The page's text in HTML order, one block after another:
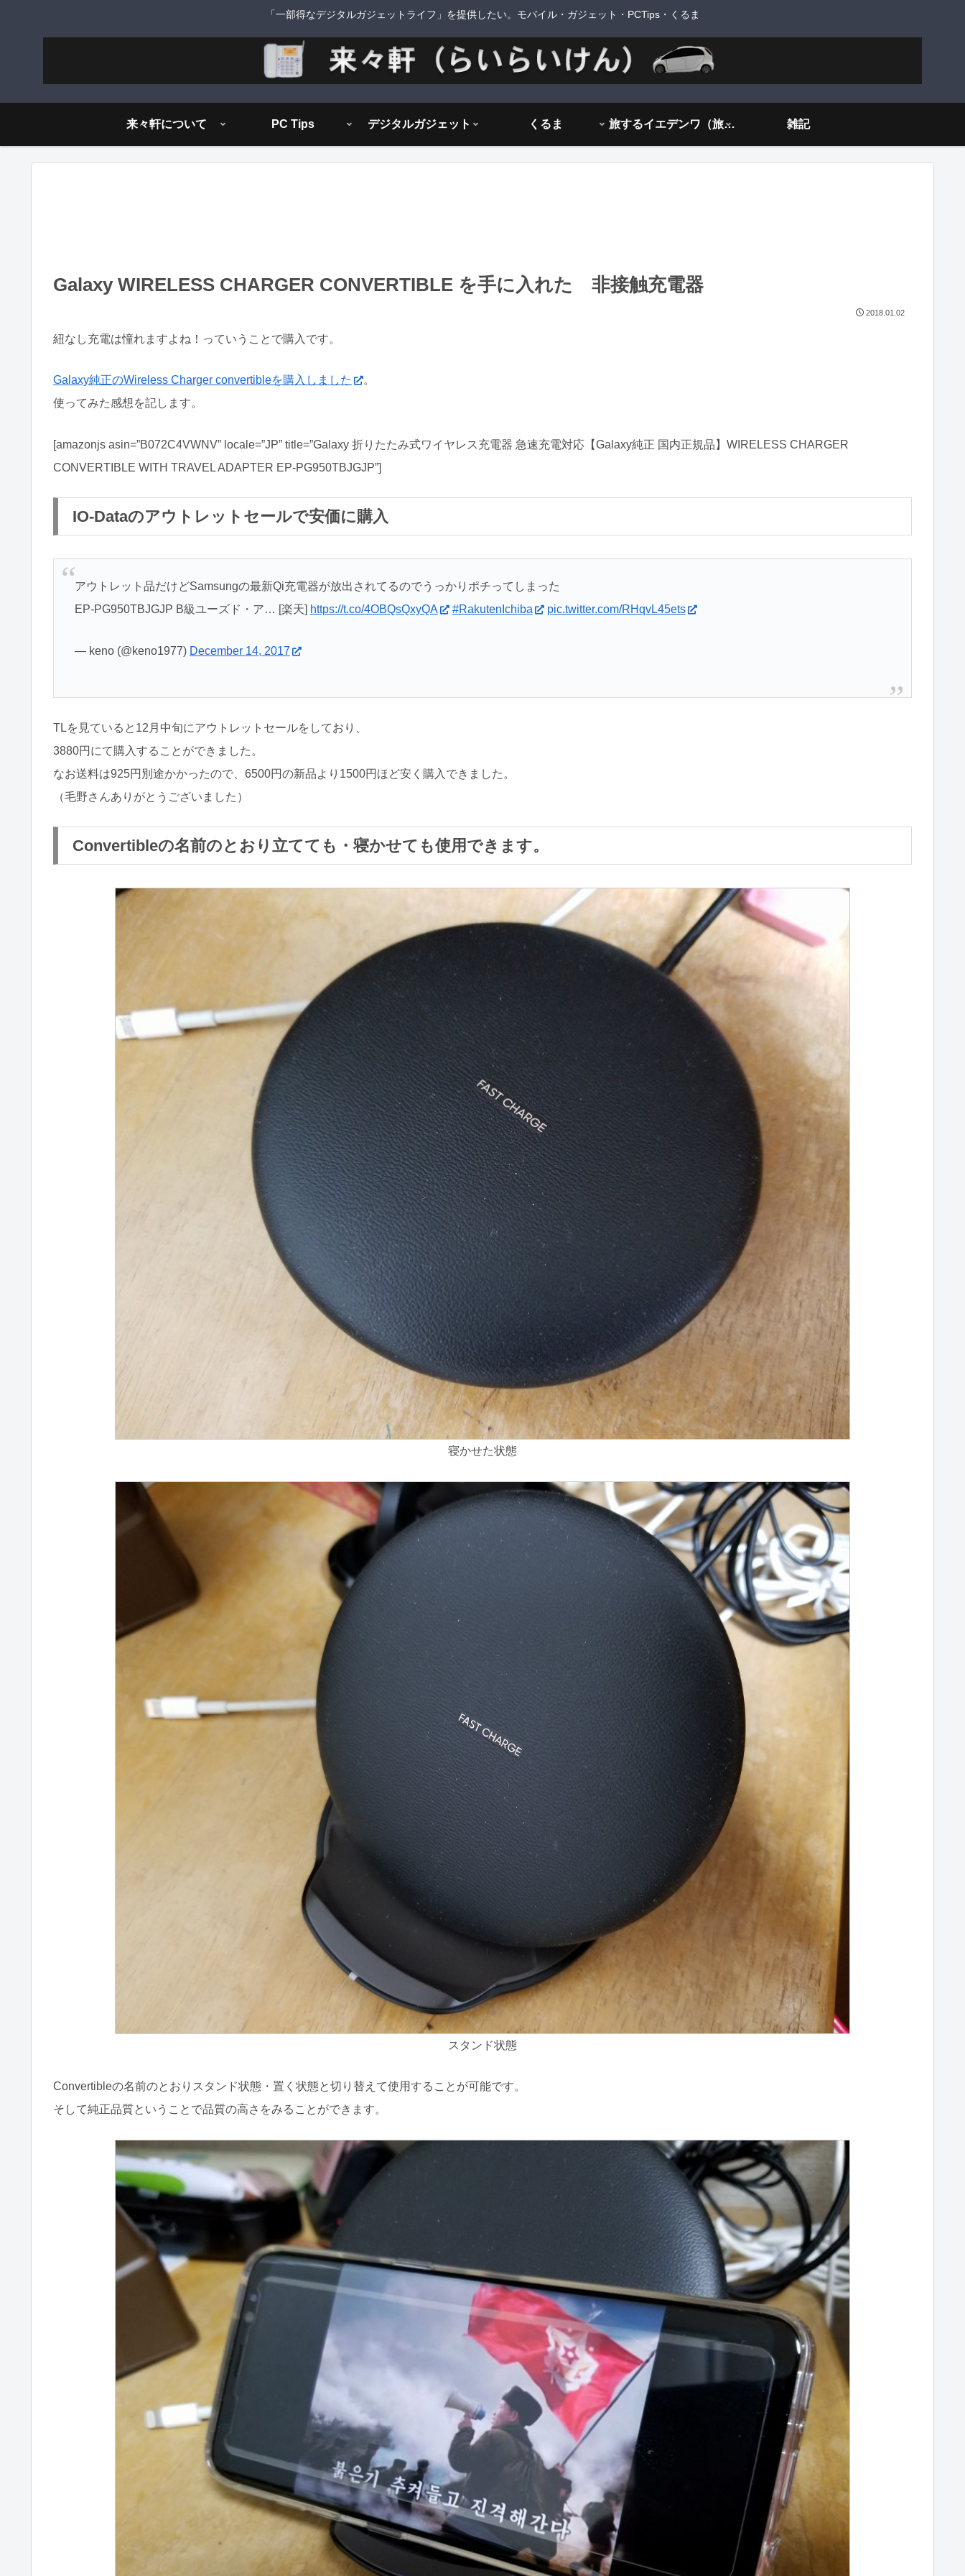
「一部得なデジタルガジェットライフ」を提供したい。モバイル・ガジェット・PCTips・くるま
来々軒について PC Tips デジタルガジェット くるま 旅するイエデンワ（旅ネタ） 雑記
Galaxy WIRELESS CHARGER CONVERTIBLE を手に入れた 非接触充電器
2018.01.02
紐なし充電は憧れますよね！っていうことで購入です。
Galaxy純正のWireless Charger convertibleを購入しました
。
使ってみた感想を記します。
[amazonjs asin=”B072C4VWNV” locale=”JP” title=”Galaxy 折りたたみ式ワイヤレス充電器 急速充電対応【Galaxy純正 国内正規品】WIRELESS CHARGER
CONVERTIBLE WITH TRAVEL ADAPTER EP-PG950TBJGJP”]
IO-Dataのアウトレットセールで安価に購入
アウトレット品だけどSamsungの最新Qi充電器が放出されてるのでうっかりポチってしまった
EP-PG950TBJGJP B級ユーズド・ア… [楽天]
https://t.co/4OBQsQxyQA #RakutenIchiba pic.twitter.com/RHqvL45ets
— keno (@keno1977) December 14, 2017
TLを見ていると12月中旬にアウトレットセールをしており、
3880円にて購入することができました。
なお送料は925円別途かかったので、6500円の新品より1500円ほど安く購入できました。
（毛野さんありがとうございました）
Convertibleの名前のとおり立てても・寝かせても使用できます。
寝かせた状態
スタンド状態
Convertibleの名前のとおりスタンド状態・置く状態と切り替えて使用することが可能です。
そして純正品質ということで品質の高さをみることができます。